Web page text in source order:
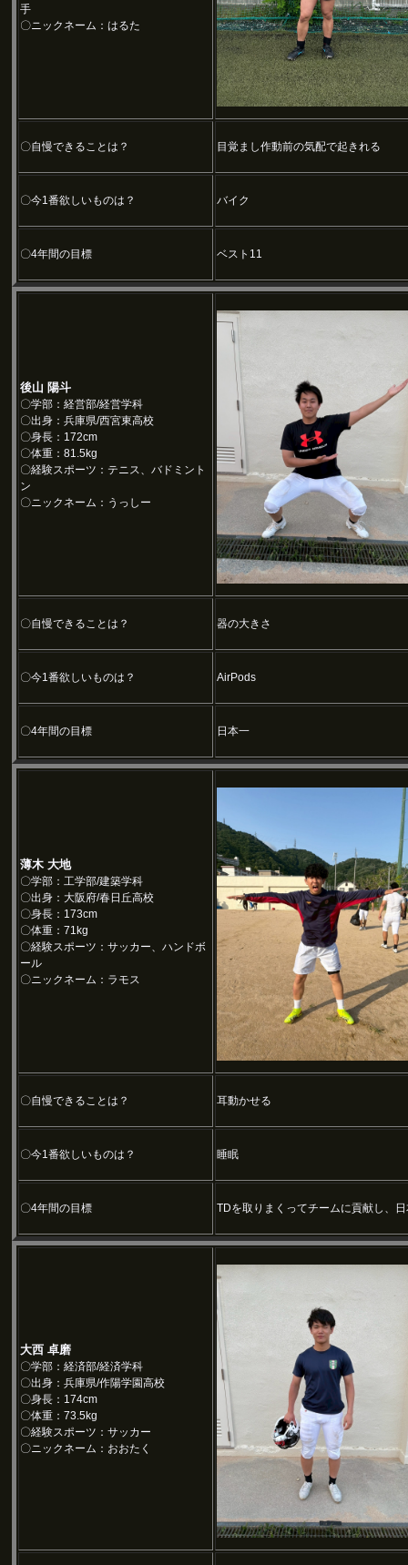
手
〇ニックネーム：はるた
〇自慢できることは？ 目覚まし作動前の気配で起きれる
〇今1番欲しいものは？ バイク
〇4年間の目標 ベスト11
後山 陽斗
〇学部：経営部/経営学科
〇出身：兵庫県/西宮東高校
〇身長：172cm
〇体重：81.5kg
〇経験スポーツ：テニス、バドミント
ン
〇ニックネーム：うっしー
〇自慢できることは？ 器の大きさ
〇今1番欲しいものは？ AirPods
〇4年間の目標 日本一
薄木 大地
〇学部：工学部/建築学科
〇出身：大阪府/春日丘高校
〇身長：173cm
〇体重：71kg
〇経験スポーツ：サッカー、ハンドボ
ール
〇ニックネーム：ラモス
〇自慢できることは？ 耳動かせる
〇今1番欲しいものは？ 睡眠
〇4年間の目標 TDを取りまくってチームに貢献し、
大西 卓磨
〇学部：経済部/経済学科
〇出身：兵庫県/作陽学園高校
〇身長：174cm
〇体重：73.5kg
〇経験スポーツ：サッカー
〇ニックネーム：おおたく